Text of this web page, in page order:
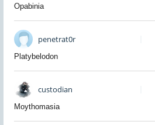
Opabinia
penetrat0r
Platybelodon
custodian
Moythomasia